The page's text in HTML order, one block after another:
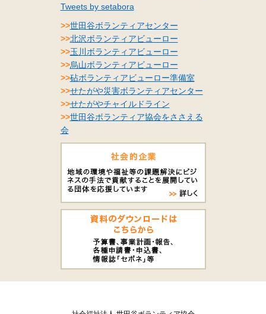
Tweets by setabora
>>世田谷ボランティアセンター
>>北沢ボランティアビューロー
>>玉川ボランティアビューロー
>>烏山ボランティアビューロー
>>砧ボランティアビューロー準備室
>>せたがや災害ボランティアセンター
>>せたがやチャイルドライン
>>世田谷ボランティア協会をささえる
会